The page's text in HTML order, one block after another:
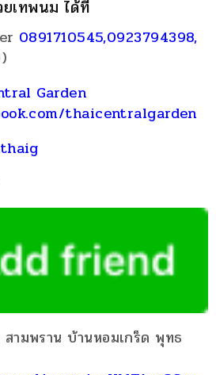
เทพนม ได้ที่
0891710545,0923794398,
Garden
thaicentralgarden
ามพราน บ้านหอมเกร็ด พุทธ